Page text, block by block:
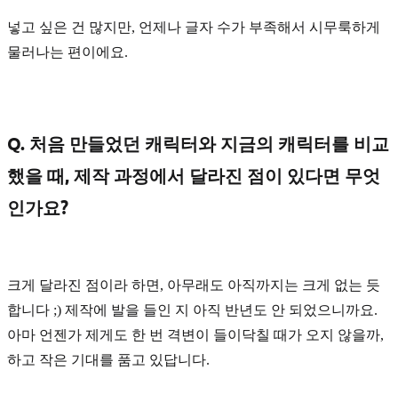
넣고 싶은 건 많지만, 언제나 글자 수가 부족해서 시무룩하게
물러나는 편이에요.
Q. 처음 만들었던 캐릭터와 지금의 캐릭터를 비교
했을 때, 제작 과정에서 달라진 점이 있다면 무엇
인가요?
크게 달라진 점이라 하면, 아무래도 아직까지는 크게 없는 듯
합니다 ;) 제작에 발을 들인 지 아직 반년도 안 되었으니까요.
아마 언젠가 제게도 한 번 격변이 들이닥칠 때가 오지 않을까,
하고 작은 기대를 품고 있답니다.